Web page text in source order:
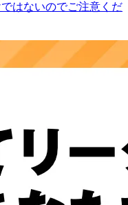
はないのでご注意くだ